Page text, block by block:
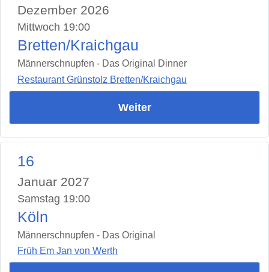
Dezember 2026
Mittwoch 19:00
Bretten/Kraichgau
Männerschnupfen - Das Original Dinner
Restaurant Grünstolz Bretten/Kraichgau
Weiter
16
Januar 2027
Samstag 19:00
Köln
Männerschnupfen - Das Original
Früh Em Jan von Werth